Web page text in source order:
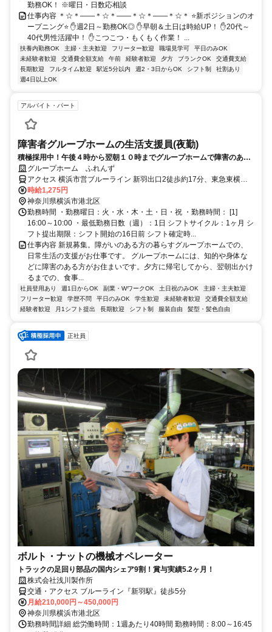
勤務OK！ ※曜日・日数応相談
仕事内容 ＊☆＊――＊☆＊――＊☆＊――＊☆＊ ⭐新ポジションのオ
ープニング⭐ ✋週2日～勤務OK◎ ✋早朝＆土日は時給UP！ ✋20代～
40代男性活躍中！ ✋こつこつ・もくもく作業！ ...
扶養内勤務OK 主婦・主夫歓迎 フリーター歓迎 職場見学可
平日のみOK
未経験者歓迎
交通費全額支給 午前 経験者歓迎 夕方 ブランクOK
交通費支給
長期歓迎
フルタイム歓迎 駅近5分以内 週2・3日からOK シフト制
社割あり
週4日以上OK
アルバイト・パート
障害者グループホームの生活支援員(夜勤)
積極採用中！午後４時から翌朝１０時までグループホームで障害のある
方の支援の仕事、意欲のある方大歓迎。
グループホーム ふれんず
アクセス 横浜市営ブルーライン 新羽出口2徒歩約17分、東急東横線
綱島西口徒歩約19分
時給1,275円
神奈川県横浜市港北区
勤務時間 ・勤務曜日：火・水・木・土・日・祝 ・勤務時間： [1]
16:00～10:00 ・最低勤務日数（週）：1日 シフトサイクル：1ヶ月 シ
フト提出期限：シフト開始の16日前 シフト確定時...
仕事内容 新規募集。障がいのある方の暮らすグループホームでの、
日常生活の支援がお仕事です。 グループホームには、知的や身体な
どに障害のある方がお住まいです。夕方に帰宅してから、翌朝出かけ
るまでの、食事...
社員登用あり 週1日からOK 副業・WワークOK 土日祝のみOK
主婦・主夫歓迎
フリーター歓迎
学歴不問 平日のみOK 学生歓迎 未経験者歓迎
交通費全額支給
経験者歓迎
月1シフト提出 長期歓迎 シフト制 服装自由 髪型・髪色自由
正社員
ボルト・ナットの機械オペレーター
トラックの足回り部品の国内シェア9割！賞与実績5.2ヶ月！
株式会社浅川製作所
交通・アクセス ブルーライン『新羽駅』徒歩5分
月給210,000円～450,000円
神奈川県横浜市港北区
勤務時間詳細 総労働時間：1週あたり40時間 勤務時間：8:00～16:45